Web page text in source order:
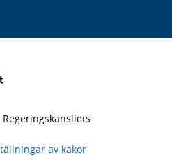
av kakor